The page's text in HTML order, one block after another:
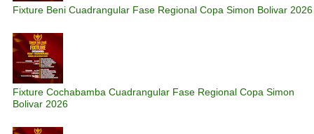
Fixture Beni Cuadrangular Fase Regional Copa Simon Bolivar 2026
Fixture Cochabamba Cuadrangular Fase Regional Copa Simon
Bolivar 2026